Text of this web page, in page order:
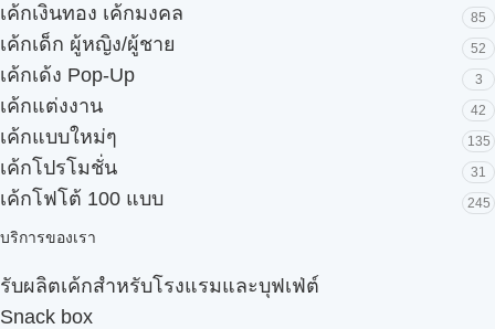
เค้กเงินทอง เค้กมงคล 85
เค้กเด็ก ผู้หญิง/ผู้ชาย 52
เค้กเด้ง Pop-Up 3
เค้กแต่งงาน 42
เค้กแบบใหม่ๆ 135
เค้กโปรโมชั่น 31
เค้กโฟโต้ 100 แบบ 245
บริการของเรา
รับผลิตเค้กสำหรับโรงแรมและบุฟเฟ่ต์
Snack box